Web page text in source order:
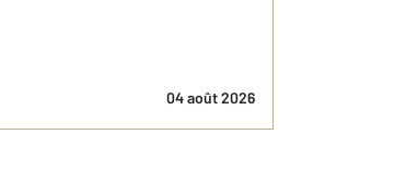
04 août 2026